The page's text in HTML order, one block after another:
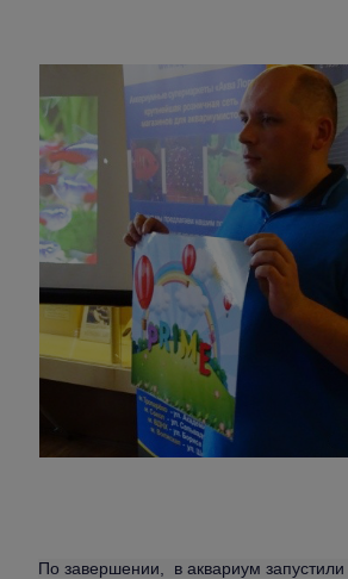
По завершении, в аквариум запустили